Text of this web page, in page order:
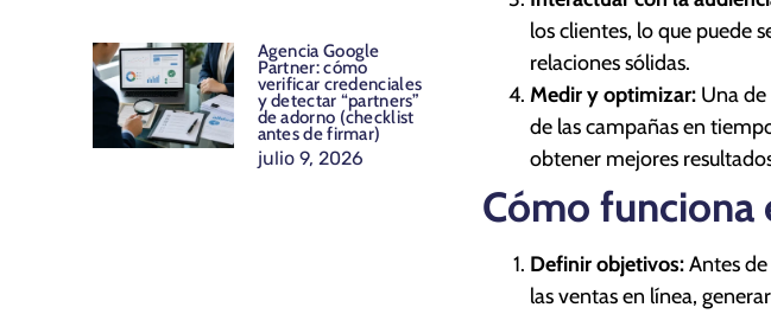
los clientes, lo que puede
relaciones sólidas.
Medir y optimizar: Una
de las campañas en
obtener mejores
Cómo funciona
Definir objetivos:Antes
las ventas en línea,
Agencia Google
Partner: cómo
verificar credenciales
y detectar “partners”
de adorno (checklist
antes de firmar)
julio 9, 2026